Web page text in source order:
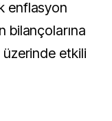
enflasyon
bilançolarına
etkili